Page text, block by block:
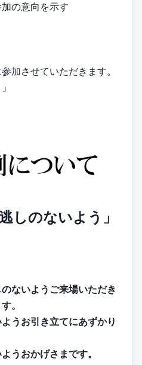
の意向を示す
加させていただきます。
しのないよう」
ないようご来場いただき
。
うお引き立てにあずかり
うおかげさまです。